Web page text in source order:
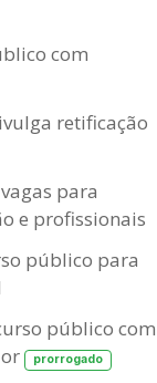
com
retificação
para
e profissionais
público para
público com
prorrogado